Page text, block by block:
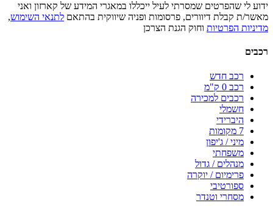
ידוע לי שהפרטים שמסרתי לעיל ייכללו במאגרי המידע של קארזון ואני
מאשר/ת קבלת דיוורים, פרסומות ופניה שיווקית בהתאם לתנאי השימוש,
מדיניות הפרטיות וחוק הגנת הצרכן
רכבים
רכב חדש
רכב 0 ק"מ
רכבים למכירה
חשמלי
היברידי
7 מקומות
מיני / ג'יפון
משפחתי
מנהלים / גדול
פרימיום / יוקרה
ספורטיבי
מסחרי וטנדר